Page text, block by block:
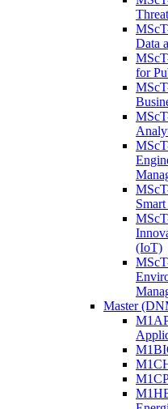
Data
for
(IoT)
Master